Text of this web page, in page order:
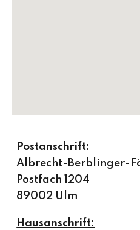
Postanschrift:
Albrecht-Berblinger-
Postfach 1204
89002 Ulm
Hausanschrift: